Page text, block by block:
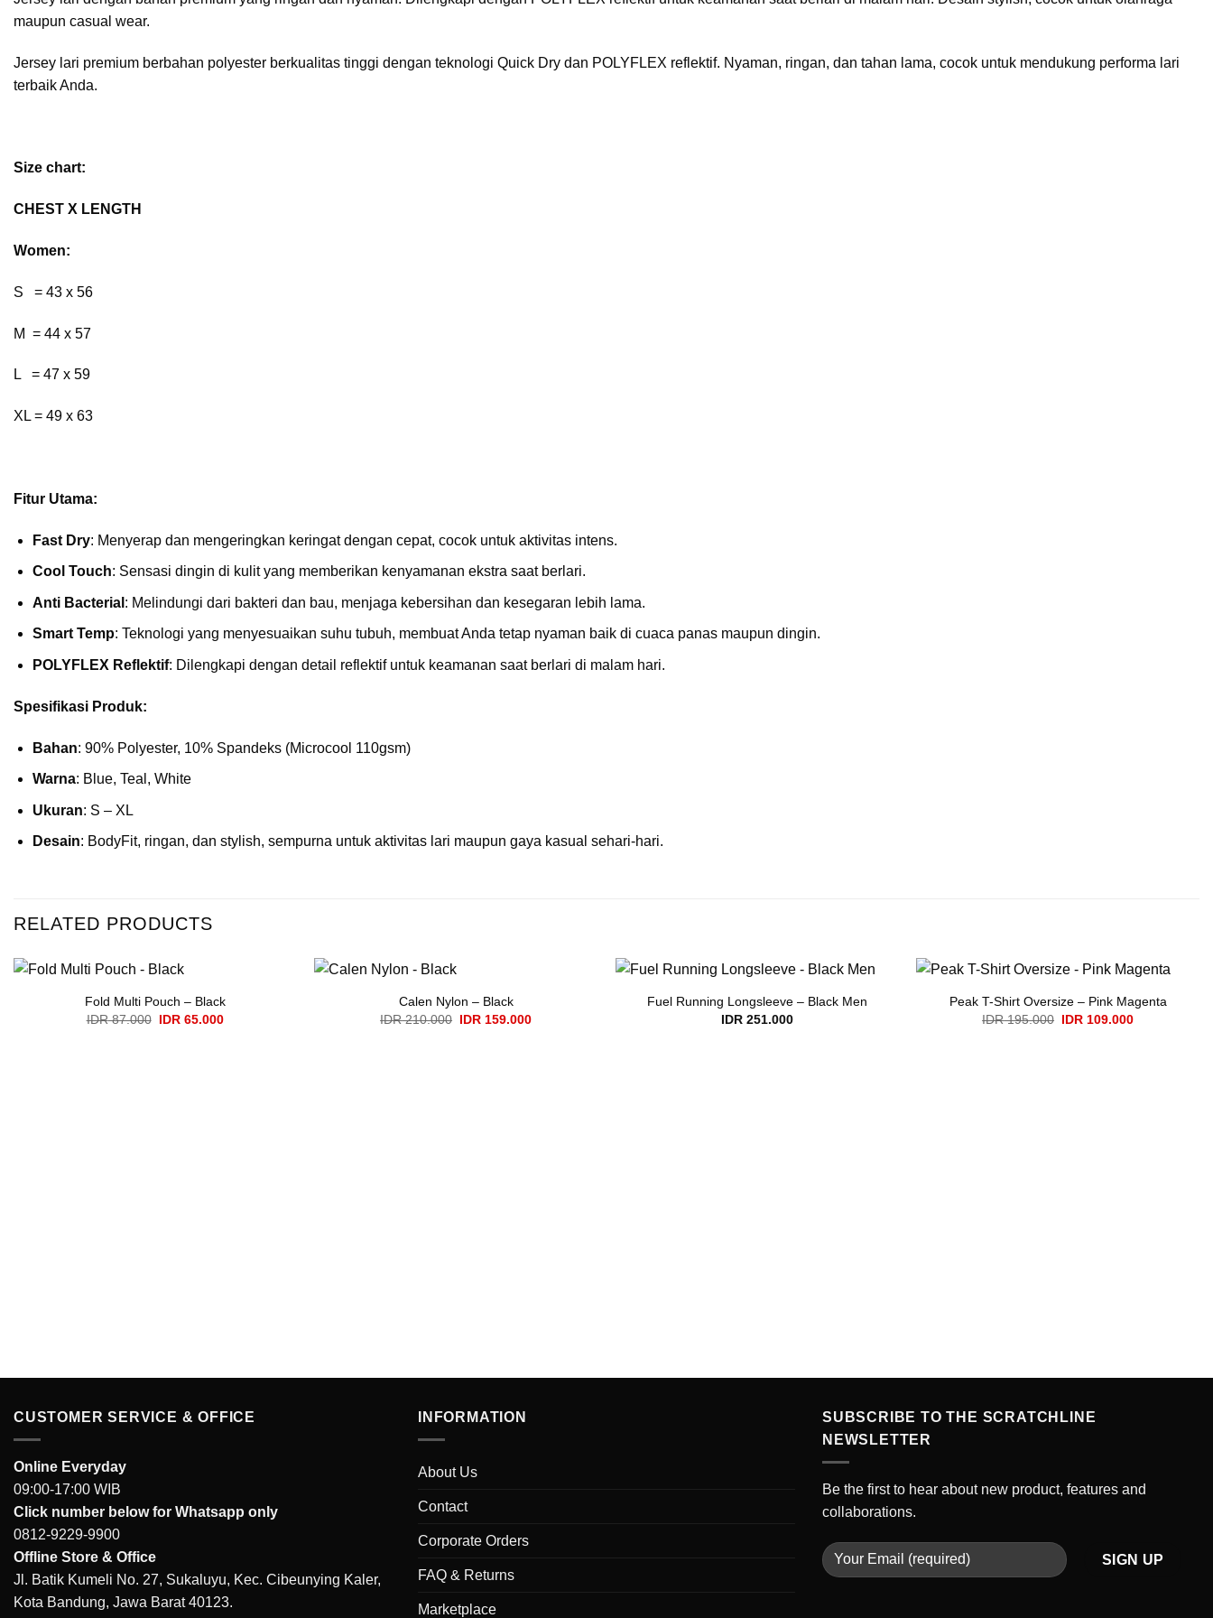
maupun casual wear.
Jersey lari premium berbahan polyester berkualitas tinggi dengan teknologi Quick Dry dan POLYFLEX reflektif. Nyaman, ringan, dan tahan lama, cocok untuk mendukung performa lari
terbaik Anda.
Size chart:
CHEST X LENGTH
Women:
S = 43 x 56
M = 44 x 57
L = 47 x 59
XL = 49 x 63
Fitur Utama:
Fast Dry: Menyerap dan mengeringkan keringat dengan cepat, cocok untuk aktivitas intens.
Cool Touch: Sensasi dingin di kulit yang memberikan kenyamanan ekstra saat berlari.
Anti Bacterial : Melindungi dari bakteri dan bau, menjaga kebersihan dan kesegaran lebih lama.
Smart Temp: Teknologi yang menyesuaikan suhu tubuh, membuat Anda tetap nyaman baik di cuaca panas maupun dingin.
POLYFLEX Reflektif: Dilengkapi dengan detail reflektif untuk keamanan saat berlari di malam hari.
Spesifikasi Produk:
Bahan: 90% Polyester, 10% Spandeks (Microcool 110gsm)
Warna: Blue, Teal, White
Ukuran: S – XL
Desain: BodyFit, ringan, dan stylish, sempurna untuk aktivitas lari maupun gaya kasual sehari-hari.
RELATED PRODUCTS
Fold Multi Pouch – Black
IDR87.000 Original
IDR65.000Current
Calen Nylon – Black
IDR210.000 Original
IDR 159.000Current
Fuel Running Longsleeve – Black Men
IDR251.000
Peak T-Shirt Oversize – Pink Magenta
IDR195.000 Original
IDR 109.000Current
CUSTOMER SERVICE & OFFICE
Online Everyday
09:00-17:00 WIB
Click number below for Whatsapp only
0812-9229-9900
Offline Store & Office
Jl. Batik Kumeli No. 27, Sukaluyu, Kec. Cibeunying Kaler,
Kota Bandung, Jawa Barat 40123.
INFORMATION
About Us
Contact
Corporate Orders
FAQ & Returns
Marketplace
SUBSCRIBE TO THE SCRATCHLINE
NEWSLETTER
Be the first to hear about new product, features and
collaborations.